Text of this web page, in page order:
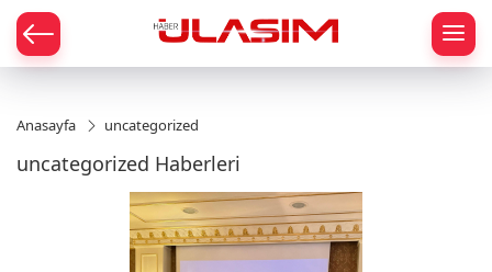
Anasayfa uncategorized
uncategorized Haberleri